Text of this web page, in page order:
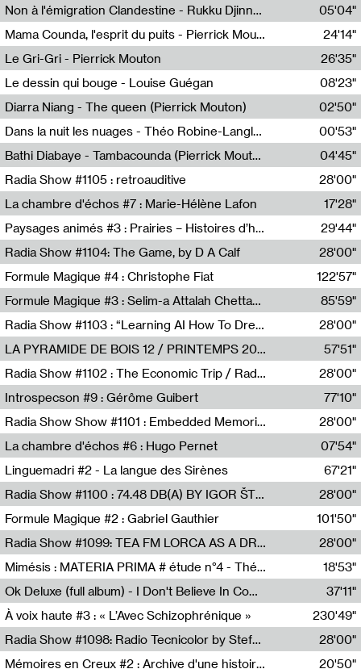
Non à l'émigration Clandestine - Rukku Djinne Squad (Eden Tinto Collins)
Eden Tinto Collins,Rukku Djinne
05'04"
Mama Counda, l'esprit du puits - Pierrick Mouton
Pierrick Mouton
24'14"
Le Gri-Gri - Pierrick Mouton
Pierrick Mouton
26'35"
Le dessin qui bouge - Louise Guégan
Louise Guégan
08'23"
Diarra Niang - The queen (Pierrick Mouton)
Pierrick Mouton,Diarra Niang
02'50"
Dans la nuit les nuages - Théo Robine-Langlois
Théo Robine-Langlois,LD Beat
00'53"
Bathi Diabaye - Tambacounda (Pierrick Mouton)
Pierrick Mouton,Bathi Diabaye
04'45"
Radia Show #1105 : retroauditive
Soundart Radio
28'00"
La chambre d'échos #7 : Marie-Hélène Lafon
Revue Les Chambres,Marie-Hélène Lafon
17'28"
Paysages animés #3 : Prairies – Histoires d’herbes et d’humains
Anne Simon
29'44"
Radia Show #1104: The Game, by D A Calf
Radio One NZ
28'00"
Formule Magique #4 : Christophe Fiat
Nathalie Lacroix
122'57"
Formule Magique #3 : Selim-a Attalah Chettaoui
Nathalie Lacroix,Selim-a Attalah Chettaoui
85'59"
Radia Show #1103 : “Learning AI How To Dream” by Sebastian Dingens (Radio Campus Bruxelles)
Radio Campus Bruxelles
28'00"
LA PYRAMIDE DE BOIS 12 / PRINTEMPS 2026
Sammy Stein
57'51"
Radia Show #1102 : The Economic Trip / Radio Grenouille
Radio Grenouille
28'00"
Introspecson #9 : Gérôme Guibert
Pierre Henry,Gérôme Guibert
77'10"
Radia Show Show #1101 : Embedded Memories by Jimmy Peggie / radioart106
Jimmy Peggie,radioart106
28'00"
La chambre d'échos #6 : Hugo Pernet
Revue Les Chambres,Hugo Pernet
07'54"
Linguemadri #2 - La langue des Sirènes
Meris Angioletti
67'21"
Radia Show #1100 : 74.48 DB(A) BY IGOR ŠTROMAJER FOR RADIO X
radio x
28'00"
Formule Magique #2 : Gabriel Gauthier
Nathalie Lacroix,Gabriel Gauthier
101'50"
Radia Show #1099: TEA FM LORCA AS A DREAM
TEAFM
28'00"
Mimésis : MATERIA PRIMA # étude n°4 - Théâtre de l’Aquarium
Francesco Russo,Scuola della Crisi
18'53"
Ok Deluxe (full album) - I Don't Believe In Computing
37'11"
À voix haute #3 : « L’Avec Schizophrénique »
230'49"
Radia Show #1098: Radio Tecnicolor by Stefan Nussbaumer & Georg Zichy (Radio Orange 94.0)
Radio Orange 94.0
28'00"
Mémoires en Creux #2 : Archive d'une histoire artistique
20'50"